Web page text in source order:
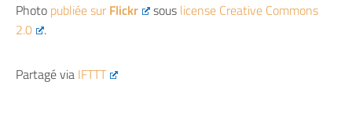
Photo publiée surFlickr sous license Creative Commons
2.0
.
Partagé via IFTTT